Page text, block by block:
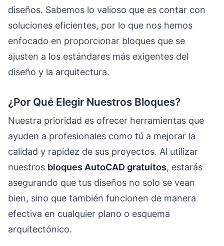
diseños. Sabemos lo valioso que es contar con
soluciones eficientes, por lo que nos hemos
enfocado en proporcionar bloques que se
ajusten a los estándares más exigentes del
diseño y la arquitectura.
¿Por Qué Elegir Nuestros Bloques?
Nuestra prioridad es ofrecer herramientas que
ayuden a profesionales como tú a mejorar la
calidad y rapidez de sus proyectos. Al utilizar
nuestros bloques AutoCAD gratuitos, estarás
asegurando que tus diseños no solo se vean
bien, sino que también funcionen de manera
efectiva en cualquier plano o esquema
arquitectónico.